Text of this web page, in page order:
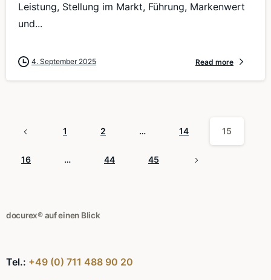
Leistung, Stellung im Markt, Führung, Markenwert
und...
4. September 2025 Read more
1 2 … 14 15
16 … 44 45
docurex® auf einen Blick
Tel.: +49 (0) 711 488 90 20